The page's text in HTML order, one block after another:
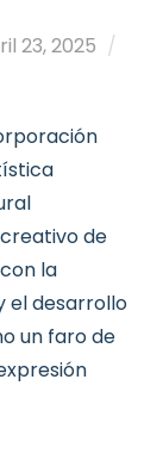
23, 2025
de
la
el desarrollo
un faro de